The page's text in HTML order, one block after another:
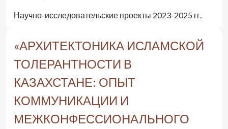
Научно-исследовательские проекты 2023-2025 гг.
«АРХИТЕКТОНИКА ИСЛАМСКОЙ
ТОЛЕРАНТНОСТИ В
КАЗАХСТАНЕ: ОПЫТ
КОММУНИКАЦИИ И
МЕЖКОНФЕССИОНАЛЬНОГО